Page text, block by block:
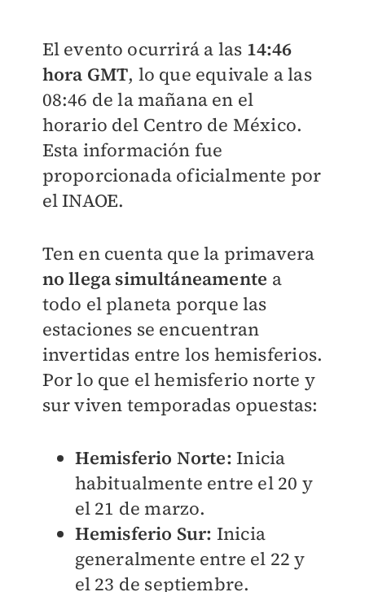
El evento ocurrirá a las 14:46
hora GMT, lo que equivale a las
08:46 de la mañana en el
horario del Centro de México.
Esta información fue
proporcionada oficialmente por
el INAOE.
Ten en cuenta que la primavera
no llega simultáneamente a
todo el planeta porque las
estaciones se encuentran
invertidas entre los hemisferios.
Por lo que el hemisferio norte y
sur viven temporadas opuestas:
Hemisferio Norte: Inicia
habitualmente entre el 20 y
el 21 de marzo.
Hemisferio Sur: Inicia
generalmente entre el 22 y
el 23 de septiembre.